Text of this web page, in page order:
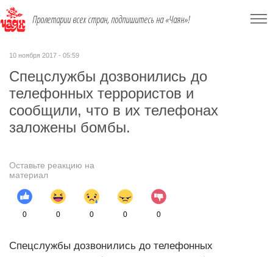
Пролетарии всех стран, подпишитесь на «Чаян»!
10 ноября 2017 - 05:59
Спецслужбы дозвонились до
телефонных террористов и
сообщили, что в их телефонах
заложены бомбы.
Оставьте реакцию на
материал
0 0 0 0 0
Спецслужбы дозвонились до телефонных